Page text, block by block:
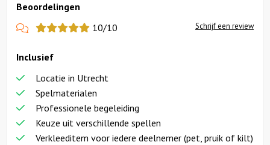
Beoordelingen
View
reviews
10/10 Schrijf een review
Inclusief
Locatie in Utrecht
Spelmaterialen
Professionele begeleiding
Keuze uit verschillende spellen
Verkleeditem voor iedere deelnemer (pet, pruik of kilt)